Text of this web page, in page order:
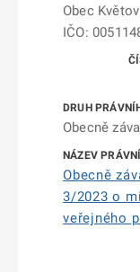
Obec Květov
IČO:
Obecně
Obecně
3/2023 o
veřejného